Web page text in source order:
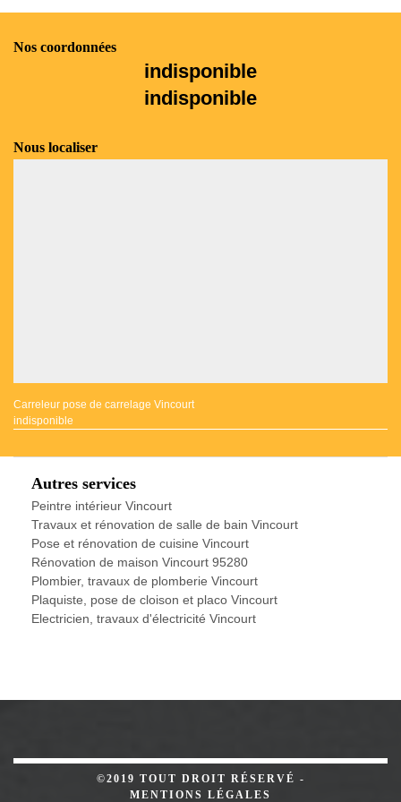
Nos coordonnées
indisponible
indisponible
Nous localiser
Carreleur pose de carrelage Vincourt
indisponible
Autres services
Peintre intérieur Vincourt
Travaux et rénovation de salle de bain Vincourt
Pose et rénovation de cuisine Vincourt
Rénovation de maison Vincourt 95280
Plombier, travaux de plomberie Vincourt
Plaquiste, pose de cloison et placo Vincourt
Electricien, travaux d'électricité Vincourt
©2019 TOUT DROIT RÉSERVÉ -
MENTIONS LÉGALES